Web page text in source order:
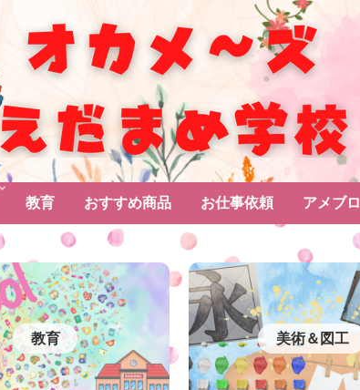
教育 おすすめ商品 お仕事依頼 アメブロ
教育 美術＆図工